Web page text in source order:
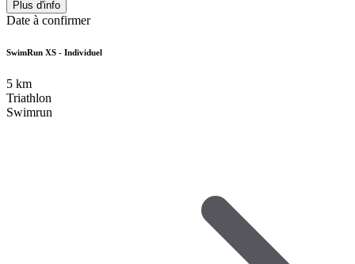
Plus d'info
Date à confirmer
SwimRun XS - Individuel
5 km
Triathlon
Swimrun